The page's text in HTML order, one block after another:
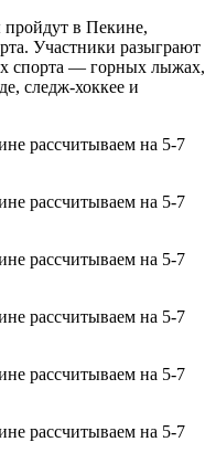
в Пекине,
Участники разыграют
спорта — горных лыжах,
следж-хоккее и